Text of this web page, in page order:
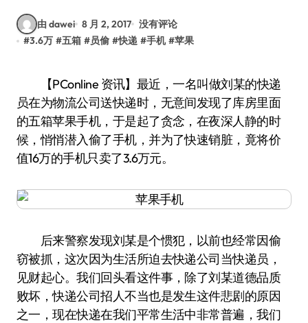
由 dawei 8 月 2, 2017 没有评论
#3.6万 #五箱 #员偷 #快递 #手机 #苹果
【PConline 资讯】最近，一名叫做刘某的快递
员在为物流公司送快递时，无意间发现了库房里面
的五箱苹果手机，于是起了贪念，在夜深人静的时
候，悄悄潜入偷了手机，并为了快速销脏，竟将价
值16万的手机只卖了3.6万元。
后来警察发现刘某是个惯犯，以前也经常因偷
窃被抓，这次因为生活所迫去快递公司当快递员，
见财起心。我们回头看这件事，除了刘某道德品质
败坏，快递公司招人不当也是发生这件悲剧的原因
之一，现在快递在我们平常生活中非常普遍，我们